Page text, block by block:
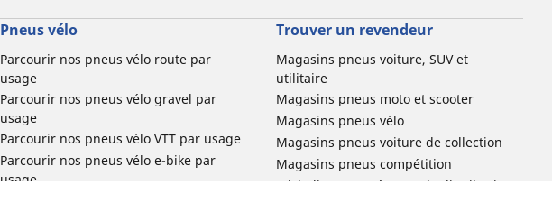
Pneus vélo
Parcourir nos pneus vélo route par
usage
Parcourir nos pneus vélo gravel par
usage
Parcourir nos pneus vélo VTT par usage
Parcourir nos pneus vélo e-bike par
usage
Trouver un revendeur
Magasins pneus voiture, SUV et
utilitaire
Magasins pneus moto et scooter
Magasins pneus vélo
Magasins pneus voiture de collection
Magasins pneus compétition
Michelin et ses réseaux de distribution